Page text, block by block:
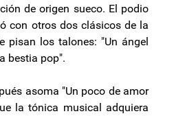
de origen sueco. El podio
con otros dos clásicos de la
pisan los talones: "Un ángel
bestia pop".
asoma "Un poco de amor
la tónica musical adquiera